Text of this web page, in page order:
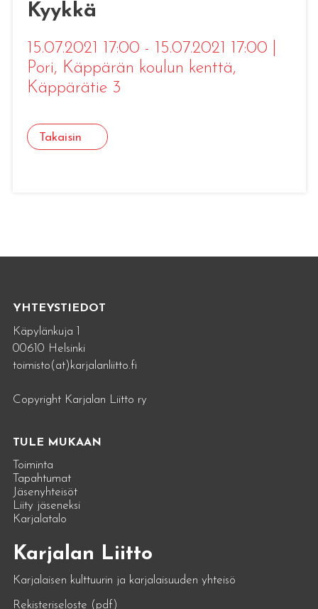
Kyykkä
15.07.2021 17:00 - 15.07.2021 17:00
Pori, Käppärän koulun kenttä,
Käppärätie 3
Takaisin
YHTEYSTIEDOT
Käpylänkuja 1
00610 Helsinki
toimisto(at)karjalanliitto.fi
Copyright Karjalan Liitto ry
TULE MUKAAN
Toiminta
Tapahtumat
Jäsenyhteisöt
Liity jäseneksi
Karjalatalo
Karjalan Liitto
Karjalaisen kulttuurin ja karjalaisuuden yhteisö
Rekisteriseloste (pdf)